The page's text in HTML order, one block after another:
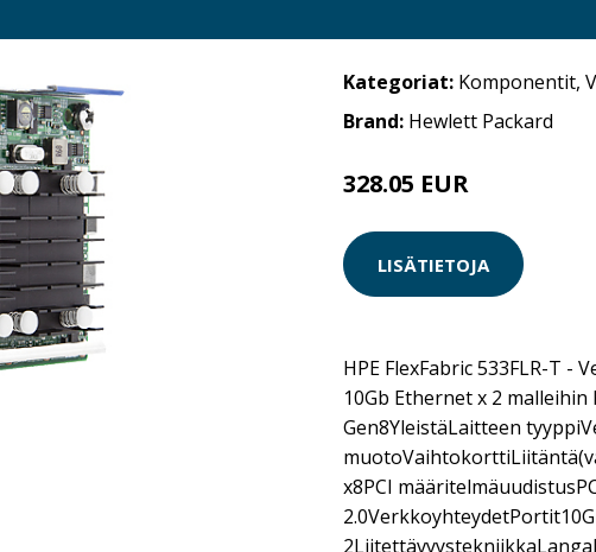
Kategoriat: Komponentit,
Brand: Hewlett Packard
328.05 EUR
LISÄTIETOJA
HPE FlexFabric 533FLR-T -
10Gb Ethernet x 2
Gen8YleistäLaitteen
x8PCI